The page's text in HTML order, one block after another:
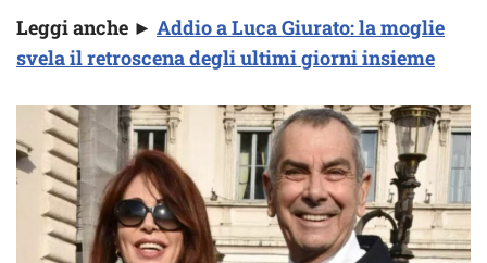
Leggi anche ► Addio a Luca Giurato: la moglie
svela il retroscena degli ultimi giorni insieme